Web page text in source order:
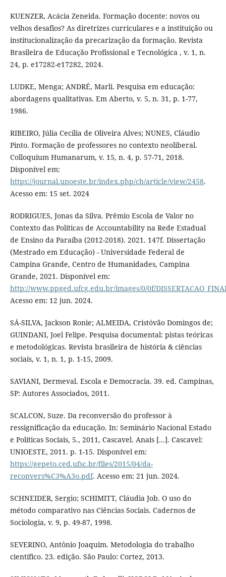
KUENZER, Acácia Zeneida. Formação docente: novos ou
velhos desafios? As diretrizes curriculares e a instituição ou
institucionalização da precarização da formação. Revista
Brasileira de Educação Profissional e Tecnológica , v. 1, n.
24, p. e17282-e17282, 2024.
LUDKE, Menga; ANDRÉ, Marli. Pesquisa em educação:
abordagens qualitativas. Em Aberto, v. 5, n. 31, p. 1-77,
1986.
RIBEIRO, Júlia Cecília de Oliveira Alves; NUNES, Cláudio
Pinto. Formação de professores no contexto neoliberal.
Colloquium Humanarum, v. 15, n. 4, p. 57-71, 2018.
Disponível em:
https://journal.unoeste.br/index.php/ch/article/view/2458.
Acesso em: 15 set. 2024
RODRIGUES, Jonas da Silva. Prêmio Escola de Valor no
Contexto das Políticas de Accountability na Rede Estadual
de Ensino da Paraíba (2012-2018). 2021. 147f. Dissertação
(Mestrado em Educação) - Universidade Federal de
Campina Grande, Centro de Humanidades, Campina
Grande, 2021. Disponível em:
http://www.ppged.ufcg.edu.br/images/0/0f/
Acesso em: 12 jun. 2024.
SÁ-SILVA, Jackson Ronie; ALMEIDA, Cristóvão Domingos de;
GUINDANI, Joel Felipe. Pesquisa documental: pistas teóricas
e metodológicas. Revista brasileira de história & ciências
sociais, v. 1, n. 1, p. 1-15, 2009.
SAVIANI, Dermeval. Escola e Democracia. 39. ed. Campinas,
SP: Autores Associados, 2011.
SCALCON, Suze. Da reconversão do professor à
ressignificação da educação. In: Seminário Nacional Estado
e Políticas Sociais, 5., 2011, Cascavel. Anais [...]. Cascavel:
UNIOESTE, 2011. p. 1-15. Disponível em:
https://gepeto.ced.ufsc.br/files/2015/04/da-
reconvers%C3%A3o.pdf. Acesso em: 21 jun. 2024.
SCHNEIDER, Sergio; SCHIMITT, Cláudia Job. O uso do
método comparativo nas Ciências Sociais. Cadernos de
Sociologia, v. 9, p. 49-87, 1998.
SEVERINO, Antônio Joaquim. Metodologia do trabalho
científico. 23. edição. São Paulo: Cortez, 2013.